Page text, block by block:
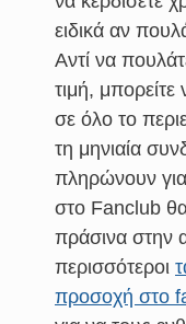
ειδικά αν
Αντί να
τιμή,
σε όλο το
τη μηνιαία
πληρώνουν
στο Fanclub
πράσινα στην
περισσότεροι
προσοχή στο